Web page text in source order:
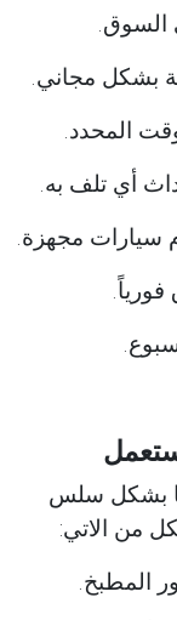
السوق.
بشكل مجاني.
المحدد.
أي تلف به.
سيارات مجهزة.
فورياً.
بشكل سلس
من الاتي:
المطبخ.